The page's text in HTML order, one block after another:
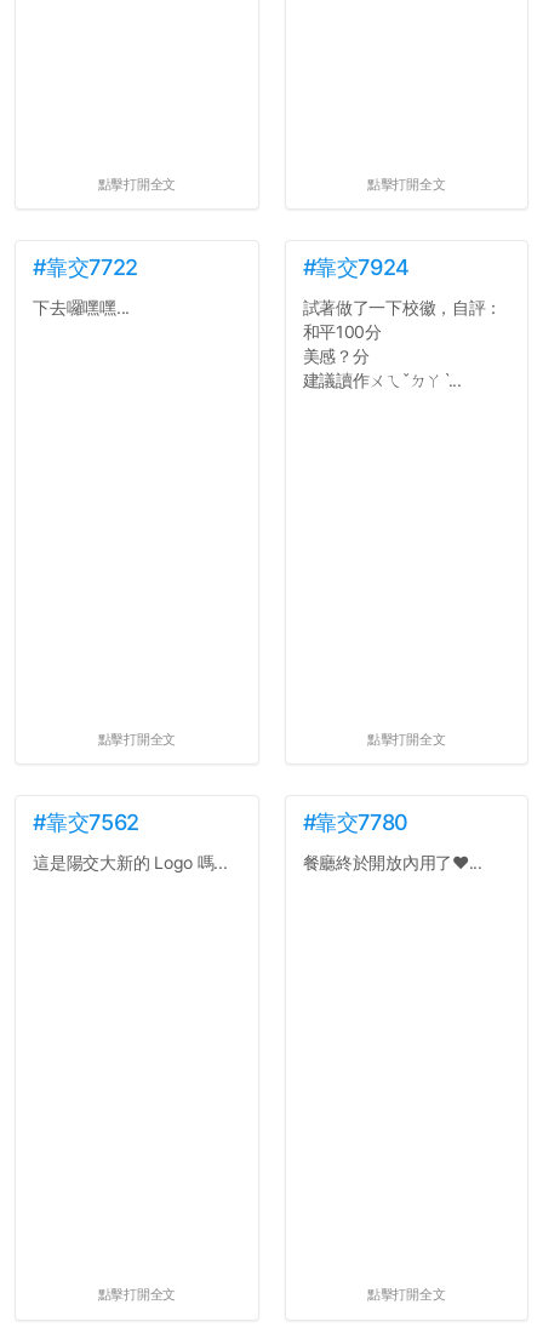
點擊打開全文 點擊打開全文
#靠交7722
下去囉嘿嘿...
點擊打開全文
#靠交7924
試著做了一下校徽，自評：
和平100分
美感？分
建議讀作ㄨㄟˇㄉㄚˋ...
點擊打開全文
#靠交7562
這是陽交大新的 Logo 嗎...
點擊打開全文
#靠交7780
餐廳終於開放內用了❤️...
點擊打開全文